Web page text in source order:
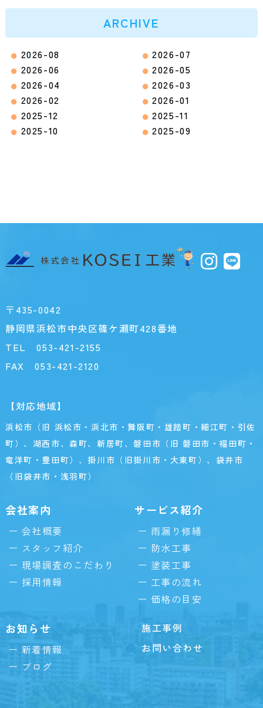
ARCHIVE
2026-08
2026-07
2026-06
2026-05
2026-04
2026-03
2026-02
2026-01
2025-12
2025-11
2025-10
2025-09
〒435-0042
静岡県浜松市中央区篠ケ瀬町428番地
TEL053-421-2155
FAX 053-421-2120
【対応地域】
浜松市（旧 浜松市・浜北市・舞阪町・雄踏町・細江町・引佐
町）、湖西市、森町、新居町、磐田市（旧 磐田市・福田町・
竜洋町・豊田町）、掛川市（旧掛川市・大東町）、袋井市
（旧袋井市・浅羽町）
会社案内
会社概要
スタッフ紹介
現場調査のこだわり
採用情報
サービス紹介
雨漏り修繕
防水工事
塗装工事
工事の流れ
価格の目安
お知らせ
新着情報
ブログ
施工事例
お問い合わせ